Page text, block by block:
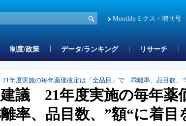
Monthlyミクス・増刊号
制度/政策 データ/ランキング リサーチ
年度実施の毎年薬価改定は「全品目」で 乖離率、品目数、”
建議 21年度実施の毎年薬
率、品目数、”額“に着目